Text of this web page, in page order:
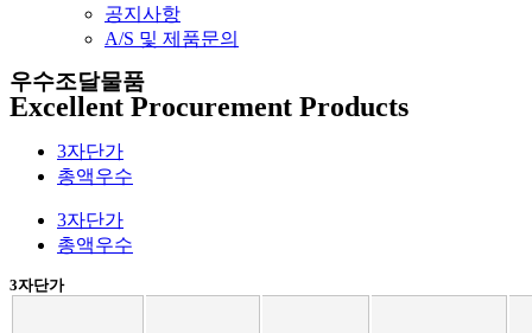
공지사항
A/S 및 제품문의​
우수조달물품
Excellent Procurement Products
3자단가
총액우수
3자단가
총액우수
3자단가